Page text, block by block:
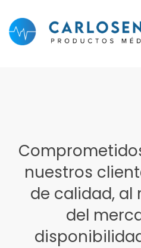
nuestros
de calidad, al
del